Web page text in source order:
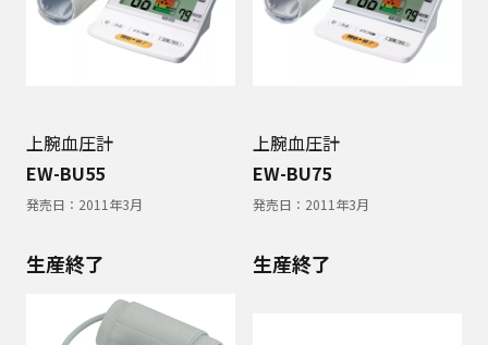
上腕血圧計
EW-BU55
発売日： 2011年3月
上腕血圧計
EW-BU75
発売日： 2011年3月
生産終了 生産終了